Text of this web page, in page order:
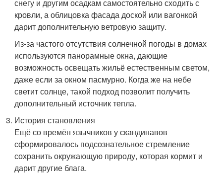
снегу и другим осадкам самостоятельно сходить с
кровли, а облицовка фасада доской или вагонкой
дарит дополнительную ветровую защиту.
Из-за частого отсутствия солнечной погоды в домах
используются панорамные окна, дающие
возможность освещать жильё естественным светом,
даже если за окном пасмурно. Когда же на небе
светит солнце, такой подход позволит получить
дополнительный источник тепла.
История становления
Ещё со времён язычников у скандинавов
сформировалось подсознательное стремление
сохранить окружающую природу, которая кормит и
дарит другие блага.